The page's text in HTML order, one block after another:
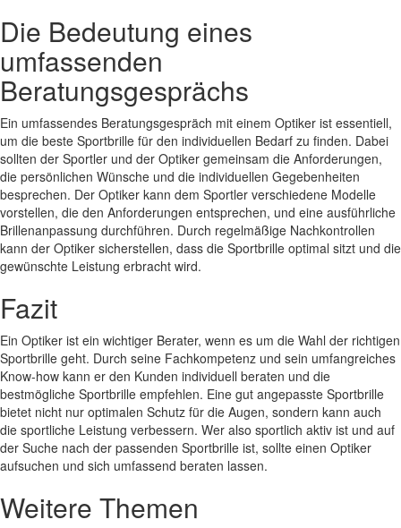
Die Bedeutung eines
umfassenden
Beratungsgesprächs
Ein umfassendes Beratungsgespräch mit einem Optiker ist essentiell,
um die beste Sportbrille für den individuellen Bedarf zu finden. Dabei
sollten der Sportler und der Optiker gemeinsam die Anforderungen,
die persönlichen Wünsche und die individuellen Gegebenheiten
besprechen. Der Optiker kann dem Sportler verschiedene Modelle
vorstellen, die den Anforderungen entsprechen, und eine ausführliche
Brillenanpassung durchführen. Durch regelmäßige Nachkontrollen
kann der Optiker sicherstellen, dass die Sportbrille optimal sitzt und die
gewünschte Leistung erbracht wird.
Fazit
Ein Optiker ist ein wichtiger Berater, wenn es um die Wahl der richtigen
Sportbrille geht. Durch seine Fachkompetenz und sein umfangreiches
Know-how kann er den Kunden individuell beraten und die
bestmögliche Sportbrille empfehlen. Eine gut angepasste Sportbrille
bietet nicht nur optimalen Schutz für die Augen, sondern kann auch
die sportliche Leistung verbessern. Wer also sportlich aktiv ist und auf
der Suche nach der passenden Sportbrille ist, sollte einen Optiker
aufsuchen und sich umfassend beraten lassen.
Weitere Themen